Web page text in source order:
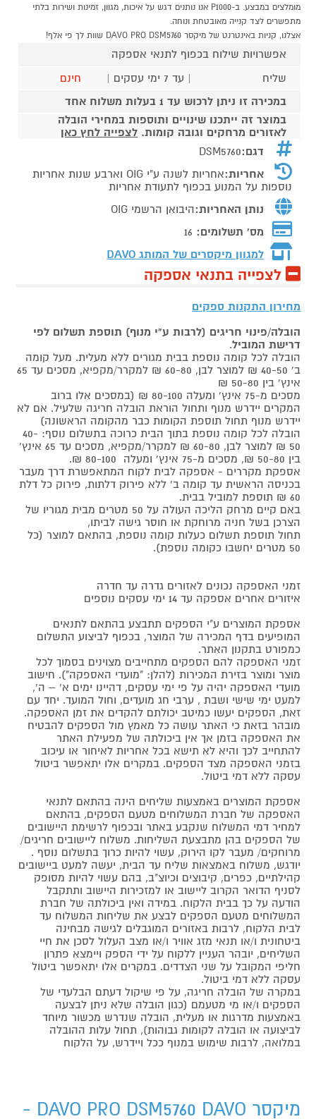
מומלצים במבצע. ב-P1000 אנו נותנים דגש על איכות, מגוון, זמינות ושירות בלתי
מתפשרים לצד קנייה מאובטחת ונוחה.
אצלנו, קניות באינטרנט של מיקסר DAVO PRO DSM5760 שוות לך פי אלף!
אפשרויות שילוח בכפוף לתנאי אספקה
שליח
| עד 7 ימי עסקים |
חינם
במכירה זו ניתן לרכוש עד 1 בעלות משלוח אחד
במוצר זה ייתכנו שינויים ותוספות במחירי הובלה
לאזורים מרחקים וגובה קומות. לצפייה לחץ כאן
דגם:DSM5760
אחריות:
אחריות לשנה ע"י OIG וארבע שנות אחריות
נוספות על המנוע בכפוף לתעודת אחריות
נותן האחריות:היבואן הרשמי OIG
מס' תשלומים: 16
למגוון מיקסרים של המותג DAVO
לצפייה בתנאי אספקה
מחירון התקנות ספקים
הובלה/פינוי חריגים (לרבות ע"י מנוף) תוספת תשלום לפי
דרישת המוביל.
הובלה לכל קומה נוספת בבית מגורים ללא מעלית. מעל קומה
ב' 40-50 ₪ למוצר לבן, 60-80 ₪ למקרר/מקפיא, מסכים עד 65
אינץ' בין 50-80 ₪
מסכים מ-75 אינץ' ומעלה 80-100 ₪ (במסכים אלו ברוב
המקרים יידרש מנוף ותחול הוראת הובלה חריגה שלעיל. אם לא
יידרש מנוף תחול תוספת הקומות כבר מהקומה הראשונה)
הובלה לכל קומה נוספת בתוך הבית כרוכה בתשלום נוסף: 40-
50 ₪ למוצר לבן, 60-80 ₪ למקרר/מקפיא, מסכים עד 65 אינץ'
בין 50-80 ₪, מסכים מ-75 אינץ' ומעלה 80-100 ₪.
אספקת מקררים - אספקה לבית לקוח המתאפשרת דרך מעבר
בכניסה הראשית עד קומה ב' ללא פירוק דלתות, פירוק כל דלת
60 ₪ תוספת למוביל בבית.
באם קיים מרחק הליכה העולה על 50 מטרים מבית מגוריו של
הצרכן בשל חניה מרוחקת או חוסר גישה לביתו,
תחול תוספת תשלום כעלות קומה נוספת, בהתאם למוצר (כל
50 מטרים יחשבו כקומה נוספת).
זמני האספקה נכונים לאזורים גדרה עד חדרה
איזורים אחרים אספקה עד 14 ימי עסקים נוספים
אספקת המוצרים ע"י הספקים תתבצע בהתאם לתנאים
המופיעים בדף המכירה של המוצר, בכפוף לביצוע התשלום
כמפורט בתקנון האתר.
זמני האספקה להם הספקים מתחייבים מצוינים בסמוך לכל
מוצר ומוצר בזירת המכירות (להלן: "מועדי האספקה"). חישוב
מועדי האספקה יהיה על פי ימי עסקים, דהיינו ימים א' – ה',
למעט ימי שישי ושבת , ערבי חג מועדים, וחול המועד. יחד עם
זאת, הספקים יעשו כמיטב יכולתם להקדים את זמן האספקה.
מובהר בזאת כי האתר עושה כל מאמץ מול הספקים להבטיח
את האספקה בזמן אך אין ביכולתה של מפעילת האתר
להתחייב לכך והיא לא תישא בכל אחריות לאיחור או עיכוב
בזמני האספקה מצד הספקים. במקרים אלו יתאפשר ביטול
עסקה ללא דמי ביטול.
אספקת המוצרים באמצעות שליחים הינה בהתאם לתנאי
האספקה של חברת המשלוחים מטעם הספקים, בהתאם
למחיר דמי המשלוח שנקבע באתר ובכפוף לרשימת היישובים
של הספקים בהן מתבצעת השליחות. משלוח ליישובים חריגים/
מרוחקים/ מעבר לקו הירוק, עשוי להיות כרוך בתשלום נוסף .
יודגש, משלוח באמצאות שליח עד הבית, יעשה למעט ביישובים
קהילתיים, כפרים, קיבוצים וכיוצ"ב, בהם עשוי להיות מסופק
לסניף הדואר הקרוב ליישוב או למזכירות היישוב ותתקבל
הודעה על כך בבית הלקוח. במידה ואין ביכולתה של חברת
המשלוחים מטעם הספקים לבצע את שליחות המשלוח עד
לבית הלקוח, לרבות באזורים המוגבלים לגישה מבחינה
ביטחונית ו/או תנאי מזג אוויר ו/או מצב העלול לסכן את חיי
השליחים, יובהר העניין ללקוח על ידי הספק ויימצא פתרון
חליפי המקובל על שני הצדדים. במקרים אלו יתאפשר ביטול
עסקה ללא דמי ביטול.
במקרה של הובלה חריגה, על פי שיקול דעתם הבלעדי של
הספקים ו/או מי מטעמם (כגון הובלה שלא ניתן לבצעה
באמצעות מדרגות או מעלית, הובלה שנדרש מכשור מיוחד
לביצועה או הובלה לקומות גבוהות), תחול עלות ההובלה
במלואה, לרבות שימוש במנוף ככל ויידרש, על הלקוח
מיקסר DAVO PRO DSM5760 DAVO -